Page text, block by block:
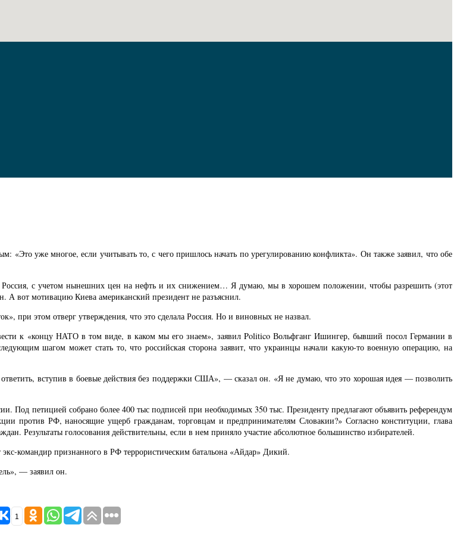
уже многое, если учитывать то, с чего пришлось начать по урегулированию конфликта». Он также заявил, что обе
с учетом нынешних цен на нефть и их снижением… Я думаю, мы в хорошем положении, чтобы разрешить (этот
А вот мотивацию Киева американский президент не разъяснил.
при этом отверг утверждения, что это сделала Россия. Но и виновных не назвал.
к «концу НАТО в том виде, в каком мы его знаем», заявил Politico Вольфганг Ишингер, бывший посол Германии в
шагом может стать то, что российская сторона заявит, что украинцы начали какую-то военную операцию, на
вступив в боевые действия без поддержки США», — сказал он. «Я не думаю, что это хорошая идея — позволить
Под петицией собрано более 400 тыс подписей при необходимых 350 тыс. Президенту предлагают объявить референдум
против РФ, наносящие ущерб гражданам, торговцам и предпринимателям Словакии?» Согласно конституции, глава
Результаты голосования действительны, если в нем приняло участие абсолютное большинство избирателей.
командир признанного в РФ террористическим батальона «Айдар» Дикий.
— заявил он.
1